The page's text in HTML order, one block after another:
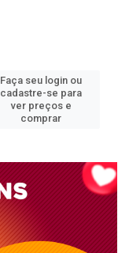
Faça seu login ou
cadastre-se para
ver preços e
comprar